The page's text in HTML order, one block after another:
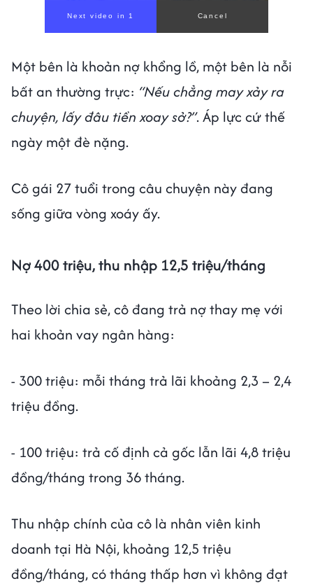
Một bên là khoản nợ khổng lồ, một bên là nỗi
bất an thường trực: “Nếu chẳng may xảy ra
chuyện, lấy đâu tiền xoay sở?”. Áp lực cứ thế
ngày một đè nặng.
Cô gái 27 tuổi trong câu chuyện này đang
sống giữa vòng xoáy ấy.
Nợ 400 triệu, thu nhập 12,5 triệu/tháng
Theo lời chia sẻ, cô đang trả nợ thay mẹ với
hai khoản vay ngân hàng:
- 300 triệu: mỗi tháng trả lãi khoảng 2,3 – 2,4
triệu đồng.
- 100 triệu: trả cố định cả gốc lẫn lãi 4,8 triệu
đồng/tháng trong 36 tháng.
Thu nhập chính của cô là nhân viên kinh
doanh tại Hà Nội, khoảng 12,5 triệu
đồng/tháng, có tháng thấp hơn vì không đạt